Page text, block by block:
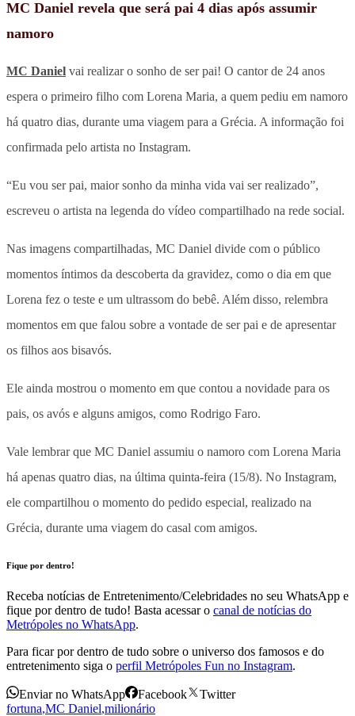
MC Daniel revela que será pai 4 dias após assumir
namoro
MC Daniel vai realizar o sonho de ser pai! O cantor de 24 anos
espera o primeiro filho com Lorena Maria, a quem pediu em namoro
há quatro dias, durante uma viagem para a Grécia. A informação foi
confirmada pelo artista no Instagram.
“Eu vou ser pai, maior sonho da minha vida vai ser realizado”,
escreveu o artista na legenda do vídeo compartilhado na rede social.
Nas imagens compartilhadas, MC Daniel divide com o público
momentos íntimos da descoberta da gravidez, como o dia em que
Lorena fez o teste e um ultrassom do bebê. Além disso, relembra
momentos em que falou sobre a vontade de ser pai e de apresentar
os filhos aos bisavós.
Ele ainda mostrou o momento em que contou a novidade para os
pais, os avós e alguns amigos, como Rodrigo Faro.
Vale lembrar que MC Daniel assumiu o namoro com Lorena Maria
há apenas quatro dias, na última quinta-feira (15/8). No Instagram,
ele compartilhou o momento do pedido especial, realizado na
Grécia, durante uma viagem do casal com amigos.
Fique por dentro!
Receba notícias de Entretenimento/Celebridades no seu WhatsApp e
fique por dentro de tudo! Basta acessar o canal de notícias do
Metrópoles no WhatsApp.
Para ficar por dentro de tudo sobre o universo dos famosos e do
entretenimento siga o perfil Metrópoles Fun no Instagram.
Enviar no WhatsApp Facebook
Twitter
fortuna,MC Daniel,milionário